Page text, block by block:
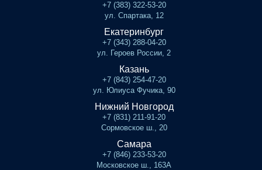
+7 (383) 322-53-20
ул. Спартака, 12
Екатеринбург
+7 (343) 288-04-20
ул. Героев России, 2
Казань
+7 (843) 254-47-20
ул. Юлиуса Фучика, 90
Нижний Новгород
+7 (831) 211-91-20
Сормовское ш., 20
Самара
+7 (846) 233-53-20
Московское ш., 163А